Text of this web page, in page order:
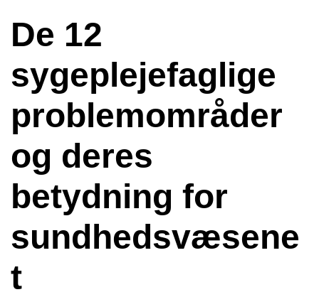
De 12
sygeplejefaglige
problemområder
og deres
betydning for
sundhedsvæsene
t